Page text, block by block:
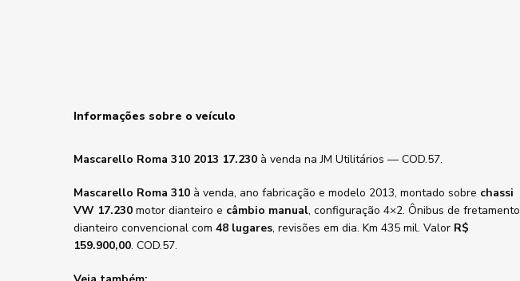
Informações sobre o veículo
Mascarello Roma 310 2013 17.230 à venda na JM Utilitários — COD.57.
Mascarello Roma 310 à venda, ano fabricação e modelo 2013, montado sobre chassi
VW 17.230 motor dianteiro e câmbio manual, configuração 4×2. Ônibus de fretamento
dianteiro convencional com 48 lugares, revisões em dia. Km 435 mil. Valor R$
159.900,00. COD.57.